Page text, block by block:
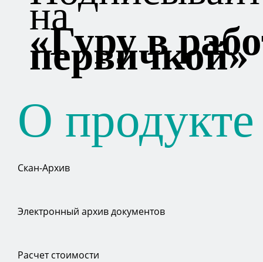
на
«Гуру в
первичкой»
О продукте
Скан-Архив
Электронный архив документов
Расчет стоимости